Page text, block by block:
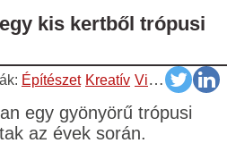
kis kertből trópusi
Építészet Kreatív Videók
egy gyönyörű trópusi
az évek során.